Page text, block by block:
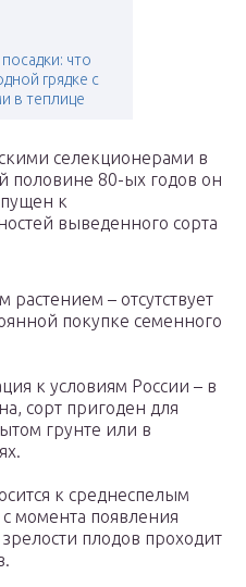
что
грядке с
в теплице
селекционерами в
половине 80-ых годов он
к
выведенного сорта
– отсутствует
покупке семенного
к условиям России – в
сорт пригоден для
грунте или в
к среднеспелым
момента появления
плодов проходит